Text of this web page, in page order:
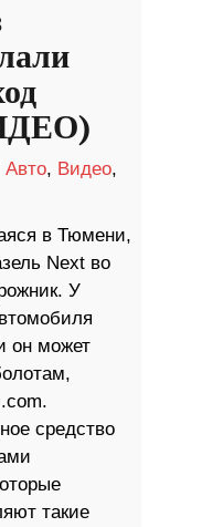
Авто, Видео,
в Тюмени,
Next во
У
он может
средство
такие